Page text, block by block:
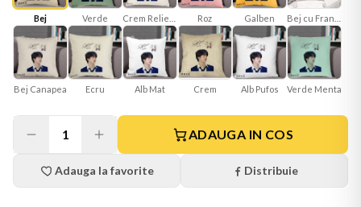
Bej Verde Roz Galben
Bej Canapea Ecru Alb Mat Crem Alb Pufos Verde Menta
1 ADAUGA IN COS
Adauga la favorite Distribuie